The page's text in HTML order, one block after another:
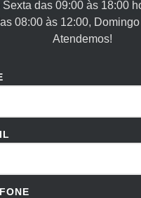
das 09:00 às 18:00
08:00 às 12:00,
Atendemos!